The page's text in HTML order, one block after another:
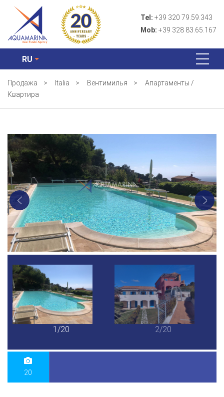
Tel: +39 320 79.59.343
Mob: +39 328 83.65.167
RU
Продажа > Italia > Вентимилья >
Апартаменты /
Квартира
1/20 2/20
20